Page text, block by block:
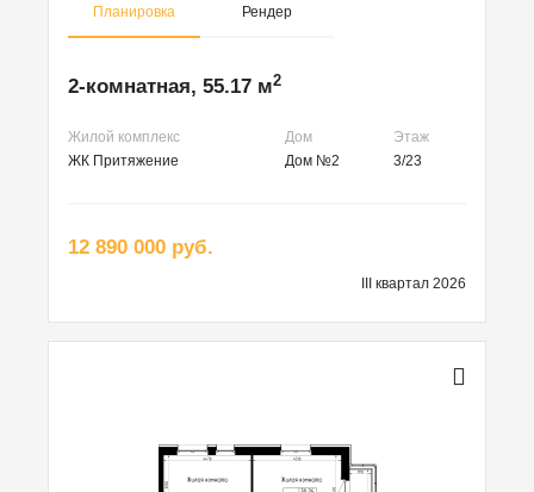
Планировка Рендер
2-комнатная, 55.17 м2
Жилой комплекс Дом
Этаж
ЖК Притяжение
Дом №2 3/23
12 890 000 руб.
III квартал 2026